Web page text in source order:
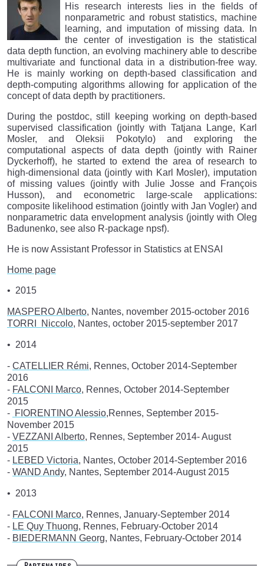
His research interests lies in the fields of
nonparametric and robust statistics, machine
learning, and imputation of missing data. In
the center of investigation is the statistical
data depth function, an evolving machinery able to describe
multivariate and functional data in a distribution-free way.
He is mainly working on depth-based classification and
depth-computing algorithms allowing for application of the
concept of data depth by practitioners.
During the postdoc, still keeping working on depth-based
supervised classification (jointly with Tatjana Lange, Karl
Mosler, and Oleksii Pokotylo) and exploring the
computational aspects of data depth (jointly with Rainer
Dyckerhoff), he started to extend the area of research to
high-dimensional data (jointly with Karl Mosler), imputation
of missing values (jointly with Julie Josse and François
Husson), and econometric large-scale applications:
composite likelihood estimation (jointly with Jan Vogler) and
nonparametric data envelopment analysis (jointly with Oleg
Badunenko, see also R-package npsf).
He is now Assistant Professor in Statistics at ENSAI
Home page
2015
MASPERO Alberto, Nantes, november 2015-october 2016
TORRI Niccolo, Nantes, october 2015-september 2017
2014
- CATELLIER Rémi, Rennes, October 2014-September
2016
- FALCONI Marco, Rennes, October 2014-September
2015
- FIORENTINO Alessio,Rennes, September 2015-
November 2015
- VEZZANI Alberto, Rennes, September 2014- August
2015
- LEBED Victoria, Nantes, October 2014-September 2016
- WAND Andy, Nantes, September 2014-August 2015
2013
- FALCONI Marco, Rennes, January-September 2014
- LE Quy Thuong, Rennes, February-October 2014
- BIEDERMANN Georg, Nantes, February-October 2014